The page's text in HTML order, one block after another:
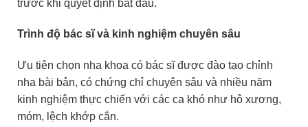
trước khi quyết định bắt đầu.
Trình độ bác sĩ và kinh nghiệm chuyên sâu
Ưu tiên chọn nha khoa có bác sĩ được đào tạo chỉnh
nha bài bản, có chứng chỉ chuyên sâu và nhiều năm
kinh nghiệm thực chiến với các ca khó như hô xương,
móm, lệch khớp cắn.